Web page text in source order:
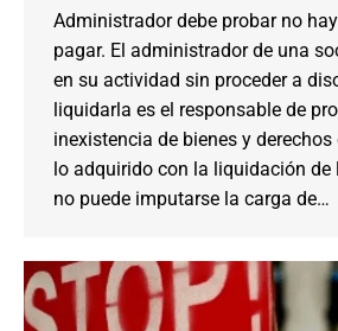
Administrador debe probar no
pagar. El administrador de una
en su actividad sin proceder a
liquidarla es el responsable de
inexistencia de bienes y
lo adquirido con la liquidación de
no puede imputarse la carga de…